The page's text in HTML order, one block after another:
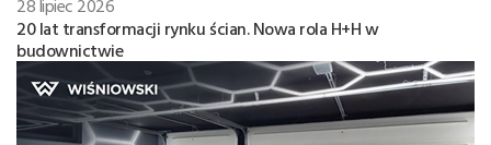
20 lat transformacji rynku ścian. Nowa rola H+H w
budownictwie